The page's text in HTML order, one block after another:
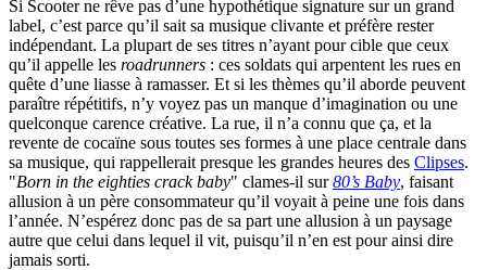
Si Scooter ne rêve pas d’une hypothétique signature sur un grand
label, c’est parce qu’il sait sa musique clivante et préfère rester
indépendant. La plupart de ses titres n’ayant pour cible que ceux
qu’il appelle les roadrunners : ces soldats qui arpentent les rues en
quête d’une liasse à ramasser. Et si les thèmes qu’il aborde peuvent
paraître répétitifs, n’y voyez pas un manque d’imagination ou une
quelconque carence créative. La rue, il n’a connu que ça, et la
revente de cocaïne sous toutes ses formes à une place centrale dans
sa musique, qui rappellerait presque les grandes heures des Clipses.
"Born in the eighties crack baby" clames-il sur80’s Baby, faisant
allusion à un père consommateur qu’il voyait à peine une fois dans
l’année. N’espérez donc pas de sa part une allusion à un paysage
autre que celui dans lequel il vit, puisqu’il n’en est pour ainsi dire
jamais sorti.